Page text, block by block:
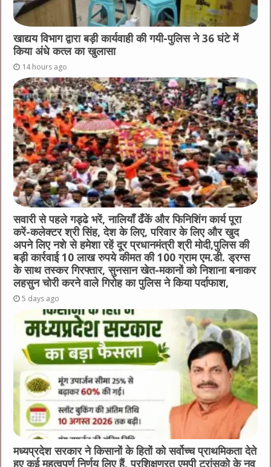
खाद्यय विभाग द्वारा बड़ी कार्यवाही की गयी-पुलिस ने 36 घंटे में
किया अंधे कत्ल का खुलासा
14 hours ago
सवारी से पहले गड्ढे भरें, नालियाँ ढँकें और फिनिशिंग कार्य पूरा
करें-कलेक्टर श्री सिंह, देश के लिए, परिवार के लिए और खुद
अपने लिए नशे से हमेशा रहें दूर प्रधानमंत्री श्री मोदी,पुलिस की
बड़ी कार्रवाई 10 लाख रुपये कीमत की 100 ग्राम एम.डी. ड्रग्स
के साथ तस्कर गिरफ्तार, सुनसान खेत-मकानों को निशाना बनाकर
लहसुन चोरी करने वाले गिरोह का पुलिस ने किया पर्दाफाश,
5 days ago
मध्यप्रदेश सरकार ने किसानों के हितों को सर्वोच्च प्राथमिकता देते
हुए कई महत्वपूर्ण निर्णय लिए हैं, प्रशिक्षणरत एमपी ट्रांसको के नव